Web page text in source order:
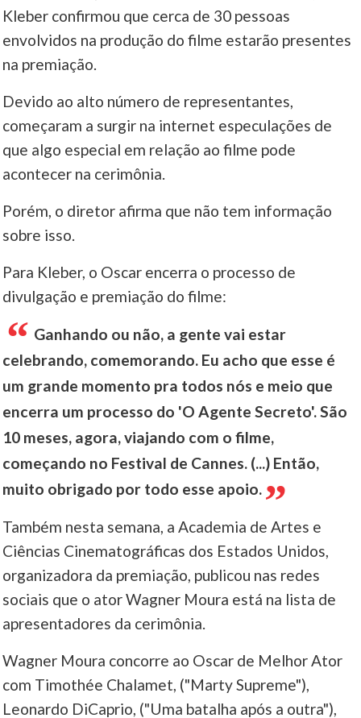
Kleber confirmou que cerca de 30 pessoas
envolvidos na produção do filme estarão presentes
na premiação.
Devido ao alto número de representantes,
começaram a surgir na internet especulações de
que algo especial em relação ao filme pode
acontecer na cerimônia.
Porém, o diretor afirma que não tem informação
sobre isso.
Para Kleber, o Oscar encerra o processo de
divulgação e premiação do filme:
Ganhando ou não, a gente vai estar
celebrando, comemorando. Eu acho que esse é
um grande momento pra todos nós e meio que
encerra um processo do 'O Agente Secreto'. São
10 meses, agora, viajando com o filme,
começando no Festival de Cannes. (...) Então,
muito obrigado por todo esse apoio.
Também nesta semana, a Academia de Artes e
Ciências Cinematográficas dos Estados Unidos,
organizadora da premiação, publicou nas redes
sociais que o ator Wagner Moura está na lista de
apresentadores da cerimônia.
Wagner Moura concorre ao Oscar de Melhor Ator
com Timothée Chalamet, ("Marty Supreme"),
Leonardo DiCaprio, ("Uma batalha após a outra"),